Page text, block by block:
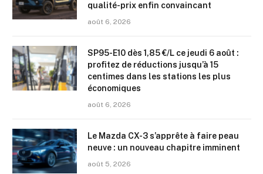
qualité-prix enfin convaincant
août 6, 2026
SP95-E10 dès 1,85 €/L ce jeudi 6 août :
profitez de réductions jusqu’à 15
centimes dans les stations les plus
économiques
août 6, 2026
Le Mazda CX-3 s’apprête à faire peau
neuve : un nouveau chapitre imminent
août 5, 2026